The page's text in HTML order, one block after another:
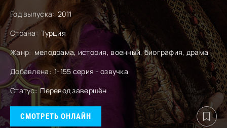
Год выпуска: 2011
Страна: Турция
Жанр: мелодрама, история, военный, биография, драма
Добавлена: 1-155 серия - озвучка
Статус: Перевод завершён
СМОТРЕТЬ ОНЛАЙН